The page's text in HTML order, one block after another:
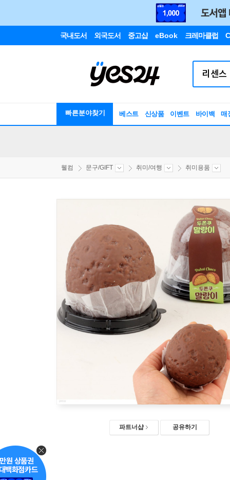
국내도서 외국도서 중고샵 eBook 크레마클럽
빠른분야찾기 베스트 신상품 이벤트 바이백 매
웰컴 문구/GIFT 취미/여행 취미용품
파트너샵 공유하기